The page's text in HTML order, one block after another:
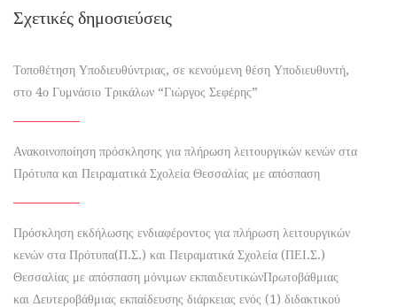
Σχετικές δημοσιεύσεις
Τοποθέτηση Υποδιευθύντριας, σε κενούμενη θέση Υποδιευθυντή,
στο 4ο Γυμνάσιο Τρικάλων “Γιώργος Σεφέρης”
Ανακοινοποίηση πρόσκλησης για πλήρωση λειτουργικών κενών στα
Πρότυπα και Πειραματικά Σχολεία Θεσσαλίας με απόσπαση
Πρόσκληση εκδήλωσης ενδιαφέροντος για πλήρωση λειτουργικών
κενών στα Πρότυπα(Π.Σ.) και Πειραματικά Σχολεία (ΠΕΙ.Σ.)
Θεσσαλίας με απόσπαση μόνιμων εκπαιδευτικώνΠρωτοβάθμιας
και Δευτεροβάθμιας εκπαίδευσης διάρκειας ενός (1) διδακτικού